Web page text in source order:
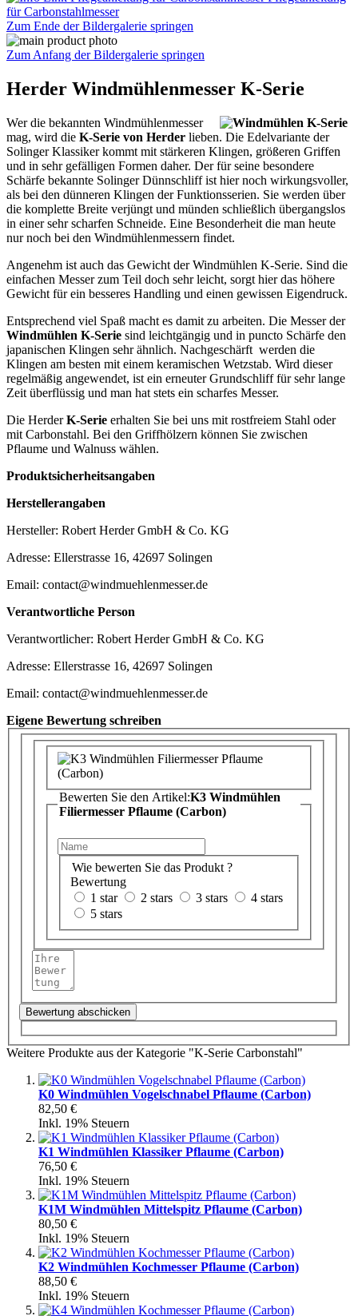
für Carbonstahlmesser
Zum Ende der Bildergalerie springen
Zum Anfang der Bildergalerie springen
Herder Windmühlenmesser K-Serie
Wer die bekannten Windmühlenmesser
mag, wird die K-Serie von Herder lieben. Die Edelvariante der
Solinger Klassiker kommt mit stärkeren Klingen, größeren Griffen
und in sehr gefälligen Formen daher. Der für seine besondere
Schärfe bekannte Solinger Dünnschliff ist hier noch wirkungsvoller,
als bei den dünneren Klingen der Funktionsserien. Sie werden über
die komplette Breite verjüngt und münden schließlich übergangslos
in einer sehr scharfen Schneide. Eine Besonderheit die man heute
nur noch bei den Windmühlenmessern findet.
Angenehm ist auch das Gewicht der Windmühlen K-Serie. Sind die
einfachen Messer zum Teil doch sehr leicht, sorgt hier das höhere
Gewicht für ein besseres Handling und einen gewissen Eigendruck.
Entsprechend viel Spaß macht es damit zu arbeiten. Die Messer der
Windmühlen K-Serie sind leichtgängig und in puncto Schärfe den
japanischen Klingen sehr ähnlich. Nachgeschärft werden die
Klingen am besten mit einem keramischen Wetzstab. Wird dieser
regelmäßig angewendet, ist ein erneuter Grundschliff für sehr lange
Zeit überflüssig und man hat stets ein scharfes Messer.
Die HerderK-Serie erhalten Sie bei uns mit rostfreiem Stahl oder
mit Carbonstahl. Bei den Griffhölzern können Sie zwischen
Pflaume und Walnuss wählen.
Produktsicherheitsangaben
Herstellerangaben
Hersteller: Robert Herder GmbH & Co. KG
Adresse: Ellerstrasse 16, 42697 Solingen
Email: contact@windmuehlenmesser.de
Verantwortliche Person
Verantwortlicher: Robert Herder GmbH & Co. KG
Adresse: Ellerstrasse 16, 42697 Solingen
Email: contact@windmuehlenmesser.de
Eigene Bewertung schreiben
Bewerten Sie den Artikel:K3 Windmühlen
Filiermesser Pflaume (Carbon)
Wie bewerten Sie das Produkt ?
Bewertung
1 star
2 stars 3 stars
4 stars
5 stars
Bewertung abschicken
Weitere Produkte aus der Kategorie "K-Serie Carbonstahl"
K0 Windmühlen Vogelschnabel Pflaume (Carbon)
82,50 €
Inkl. 19% Steuern
K1 Windmühlen Klassiker Pflaume (Carbon)
76,50 €
Inkl. 19% Steuern
K1M Windmühlen Mittelspitz Pflaume (Carbon)
80,50 €
Inkl. 19% Steuern
K2 Windmühlen Kochmesser Pflaume (Carbon)
88,50 €
Inkl. 19% Steuern